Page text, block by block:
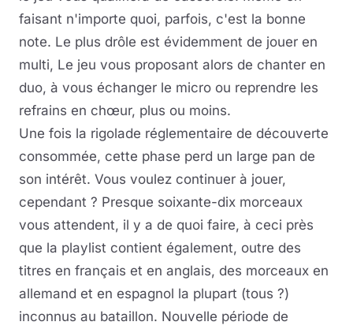
faisant n'importe quoi, parfois, c'est la bonne
note. Le plus drôle est évidemment de jouer en
multi, Le jeu vous proposant alors de chanter en
duo, à vous échanger le micro ou reprendre les
refrains en chœur, plus ou moins.
Une fois la rigolade réglementaire de découverte
consommée, cette phase perd un large pan de
son intérêt. Vous voulez continuer à jouer,
cependant ? Presque soixante-dix morceaux
vous attendent, il y a de quoi faire, à ceci près
que la playlist contient également, outre des
titres en français et en anglais, des morceaux en
allemand et en espagnol la plupart (tous ?)
inconnus au bataillon. Nouvelle période de